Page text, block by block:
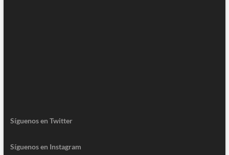
Síguenos en Twitter
Síguenos en Instagram